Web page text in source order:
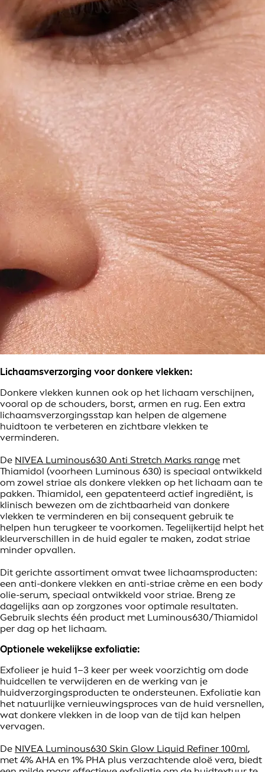
Lichaamsverzorging voor donkere vlekken:
Donkere vlekken kunnen ook op het lichaam verschijnen,
vooral op de schouders, borst, armen en rug. Een extra
lichaamsverzorgingsstap kan helpen de algemene
huidtoon te verbeteren en zichtbare vlekken te
verminderen.
De NIVEA Luminous630 Anti Stretch Marks range met
Thiamidol (voorheen Luminous 630) is speciaal ontwikkeld
om zowel striae als donkere vlekken op het lichaam aan te
pakken. Thiamidol, een gepatenteerd actief ingrediënt, is
klinisch bewezen om de zichtbaarheid van donkere
vlekken te verminderen en bij consequent gebruik te
helpen hun terugkeer te voorkomen. Tegelijkertijd helpt het
kleurverschillen in de huid egaler te maken, zodat striae
minder opvallen.
Dit gerichte assortiment omvat twee lichaamsproducten:
een anti-donkere vlekken en anti-striae crème en een body
olie-serum, speciaal ontwikkeld voor striae. Breng ze
dagelijks aan op zorgzones voor optimale resultaten.
Gebruik slechts één product met Luminous630/Thiamidol
per dag op het lichaam.
Optionele wekelijkse exfoliatie:
Exfolieer je huid 1–3 keer per week voorzichtig om dode
huidcellen te verwijderen en de werking van je
huidverzorgingsproducten te ondersteunen. Exfoliatie kan
het natuurlijke vernieuwingsproces van de huid versnellen,
wat donkere vlekken in de loop van de tijd kan helpen
vervagen.
De NIVEA Luminous630 Skin Glow Liquid Refiner 100ml,
met 4% AHA en 1% PHA plus verzachtende aloë vera, biedt